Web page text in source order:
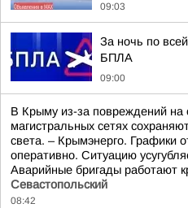
09:03
За ночь по
БПЛА
09:00
В Крыму из-за повреждений на
магистральных сетях
света. – Крымэнерго. Графики
оперативно. Ситуацию
Аварийные бригады работают
Севастопольский
08:42